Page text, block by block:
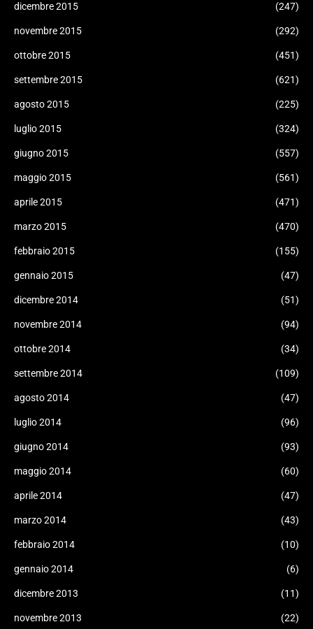
dicembre 2015 (247)
novembre 2015 (292)
ottobre 2015 (451)
settembre 2015 (621)
agosto 2015 (225)
luglio 2015 (324)
giugno 2015 (557)
maggio 2015 (561)
aprile 2015 (471)
marzo 2015 (470)
febbraio 2015 (155)
gennaio 2015 (47)
dicembre 2014 (51)
novembre 2014 (94)
ottobre 2014 (34)
settembre 2014 (109)
agosto 2014 (47)
luglio 2014 (96)
giugno 2014 (93)
maggio 2014 (60)
aprile 2014 (47)
marzo 2014 (43)
febbraio 2014 (10)
gennaio 2014 (6)
dicembre 2013 (11)
novembre 2013 (22)